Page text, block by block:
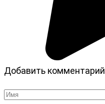
Добавить комментарий
Имя